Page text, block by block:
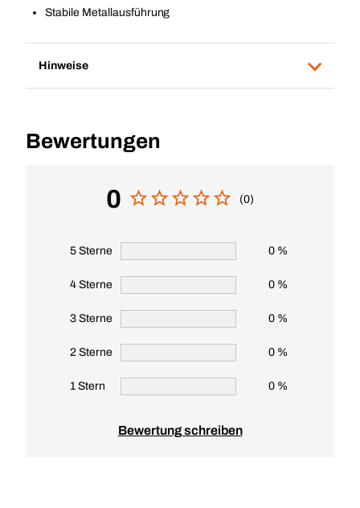
Stabile Metallausführung
Hinweise
Bewertungen
0 (0)
5 Sterne 0 %
4 Sterne 0 %
3 Sterne 0 %
2 Sterne 0 %
1 Stern 0 %
Bewertung schreiben